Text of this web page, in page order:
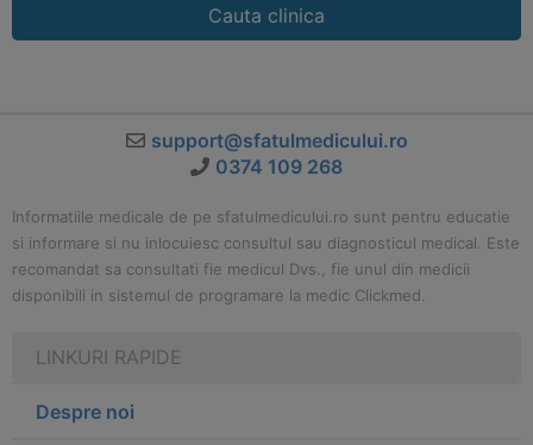
Cauta clinica
support@sfatulmedicului.ro
0374 109 268
Informatiile medicale de pe sfatulmedicului.ro sunt pentru educatie
si informare si nu inlocuiesc consultul sau diagnosticul medical. Este
recomandat sa consultati fie medicul Dvs., fie unul din medicii
disponibili in sistemul de programare la medic Clickmed.
LINKURI RAPIDE
Despre noi